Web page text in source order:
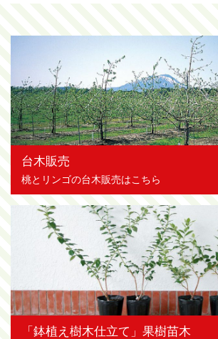
台木販売
桃とリンゴの台木販売はこちら
「鉢植え樹木仕立て」果樹苗木